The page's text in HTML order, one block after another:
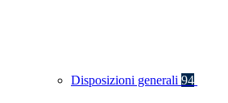
Disposizioni generali 94